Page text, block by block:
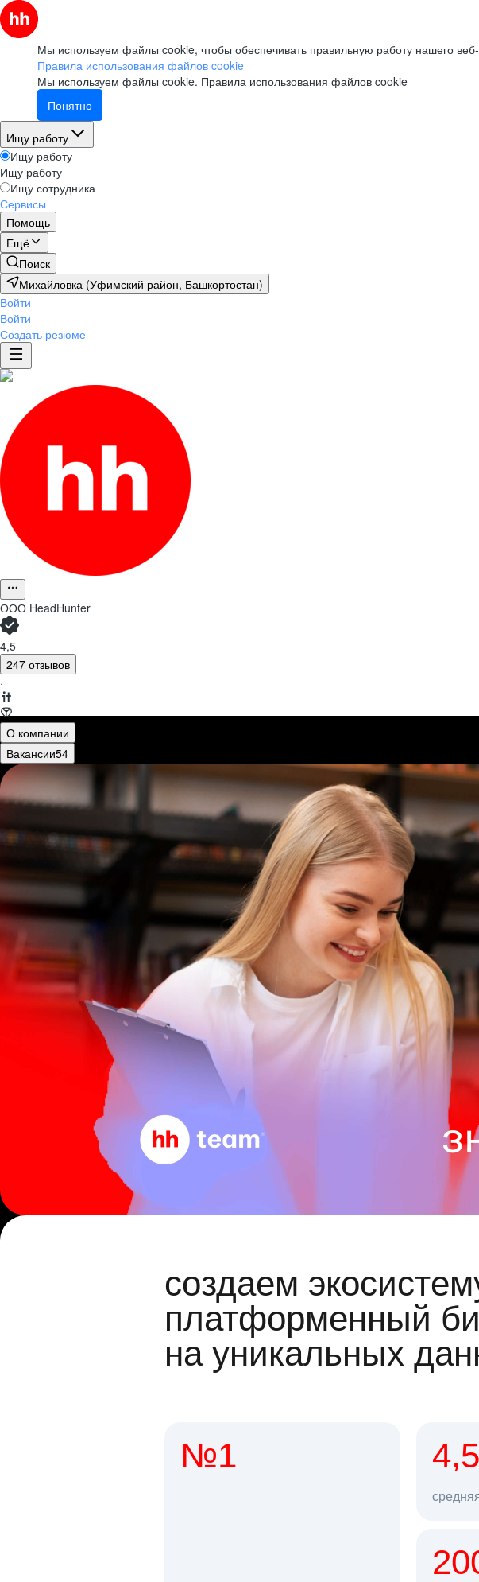
Мы используем файлы cookie, чтобы обеспечивать правильную работу нашего
Правила использования файлов cookie
Мы используем файлы cookie. Правила использования файлов cookie
Понятно
Ищу работу
Ищу работу
Ищу работу
Ищу сотрудника
Сервисы
Помощь
Ещё
Поиск
Михайловка (Уфимский район, Башкортостан)
Войти
Войти
Создать резюме
ООО HeadHunter
4,5
247 отзывов
·
О компании
Вакансии54
создаем
платформенный
на уникальных
№1 4,5